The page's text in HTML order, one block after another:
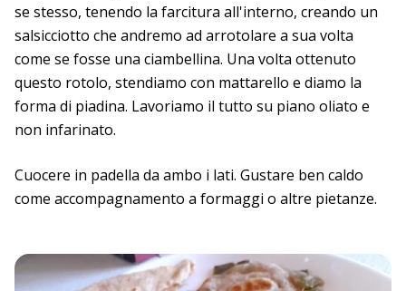
se stesso, tenendo la farcitura all'interno, creando un
salsicciotto che andremo ad arrotolare a sua volta
come se fosse una ciambellina. Una volta ottenuto
questo rotolo, stendiamo con mattarello e diamo la
forma di piadina. Lavoriamo il tutto su piano oliato e
non infarinato.
Cuocere in padella da ambo i lati. Gustare ben caldo
come accompagnamento a formaggi o altre pietanze.